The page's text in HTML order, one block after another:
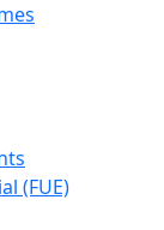
(FUE)